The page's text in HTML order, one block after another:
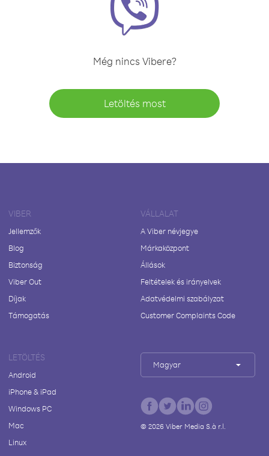
Még nincs Vibere?
Letöltés most
VIBER
Jellemzők
Blog
Biztonság
Viber Out
Díjak
Támogatás
VÁLLALAT
A Viber névjegye
Márkaközpont
Állások
Feltételek és irányelvek
Adatvédelmi szabályzat
Customer Complaints Code
LETÖLTÉS
Android
iPhone & iPad
Windows PC
Mac
Linux
Magyar
© 2026Viber Media S.à r.l.